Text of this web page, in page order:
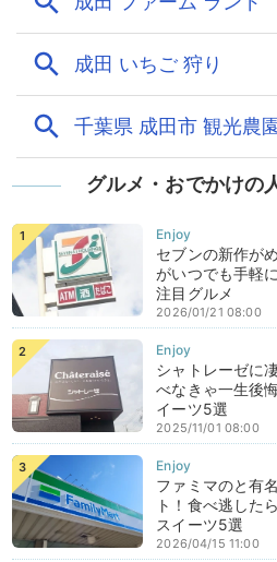
グルメ・おでかけの
セブンの新作が
がいつでも手軽
注目グルメ
2026/01/21 08:00
シャトレーゼに
べなきゃ一生後
イーツ5選
2025/11/01 08:00
ファミマのと有
ト！食べ逃した
スイーツ5選
2026/04/15 11:00